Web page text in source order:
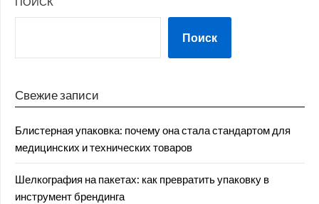
Поиск
Свежие записи
Блистерная упаковка: почему она стала стандартом для
медицинских и технических товаров
Шелкография на пакетах: как превратить упаковку в
инструмент брендинга